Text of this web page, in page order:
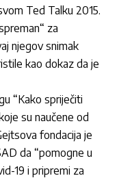
Ted Talku 2015.
za
njegov snimak
kao dokaz da je
“Kako spriječiti
su naučene od
fondacija je
da “pomogne u
19 i pripremi za